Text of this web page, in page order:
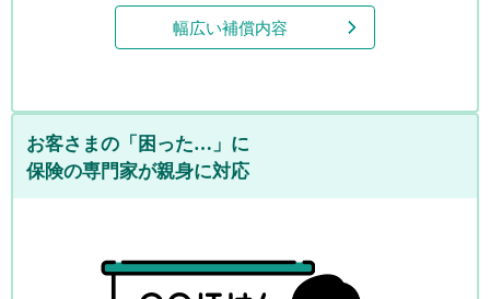
幅広い補償内容
お客さまの「困った…」に
保険の専門家が親身に対応